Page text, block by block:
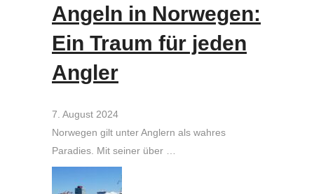
Angeln in Norwegen:
Ein Traum für jeden
Angler
7. August 2024
Norwegen gilt unter Anglern als wahres
Paradies. Mit seiner über …